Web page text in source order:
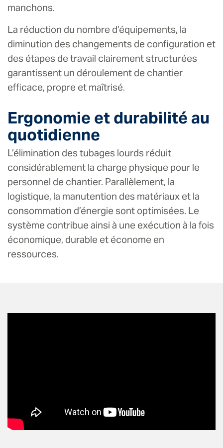
manchons.
La réduction du nombre d’équipements, la
diminution des changements de configuration et
des étapes de travail clairement structurées
garantissent un déroulement de chantier
efficace, propre et maîtrisé.
Ergonomie et durabilité au
quotidienne
L’élimination des tubages lourds réduit
considérablement la charge physique pour le
personnel de chantier. Parallèlement, la
logistique, la manutention des matériaux et la
consommation d’énergie sont optimisées. Le
système contribue ainsi à une exécution à la fois
économique, durable et économe en
ressources.